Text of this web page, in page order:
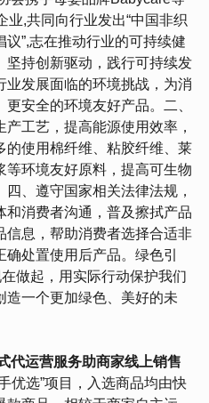
业,共同向行业发出“中国非织
”,志在推动行业的可持续健
坚持创新驱动，践行可持续发
业发展面临的环境挑战，为消
安全的环境友好产品。二、
工艺，提高能源使用效率，
的使用棉纤维、粘胶纤维、莱
等环境友好原料，提高可生物
、遵守国家相关法律法规，
和消费者沟通，普及擦拭产品
信息，帮助消费者选择合适非
处置使用后产品。绿色引
做起，用实际行动保护我们
造一个更加绿色、美好的未
代运营服务助商家线上销售
优选”项目，入选商品均由快